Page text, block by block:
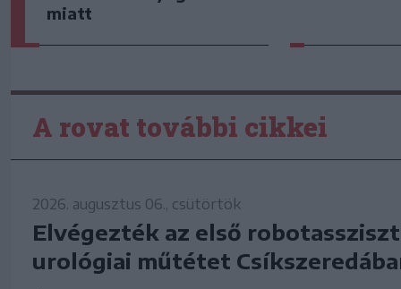
miatt
A rovat további cikkei
2026. augusztus 06., csütörtök
Elvégezték az első
urológiai műtétet